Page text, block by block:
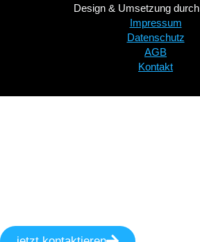
Design & Umsetzung durch
Impressum
Datenschutz
AGB
Kontakt